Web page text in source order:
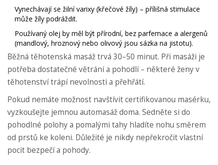
Vynechávají se žilní varixy (křečové žíly) – přílišná stimulace
může žíly podráždit.
Používaný olej by měl být přírodní, bez parfemace a alergenů
(mandlový, hroznový nebo olivový jsou sázka na jistotu).
Běžná těhotenská masáž trvá 30–50 minut. Při masáži je
potřeba dostatečné větrání a pohodlí – některé ženy v
těhotenství trápí nevolnosti a přehřátí.
Pokud nemáte možnost navštívit certifikovanou masérku,
vyzkoušejte jemnou automasáž doma. Sedněte si do
pohodlné polohy a pomalými tahy hladíte nohu směrem
od prstů ke koleni. Důležité je nikdy nepřekročit vlastní
pocit bezpečí a pohody.